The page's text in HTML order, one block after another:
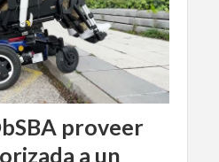
proveer
a un